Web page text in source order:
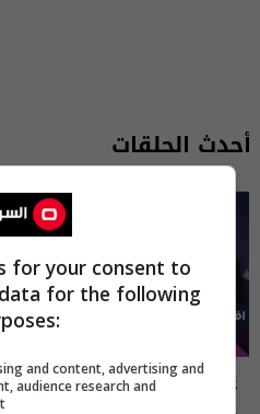
أحدث الحلقات
علناً
for your consent to
for the following
and content, advertising and
audience research and